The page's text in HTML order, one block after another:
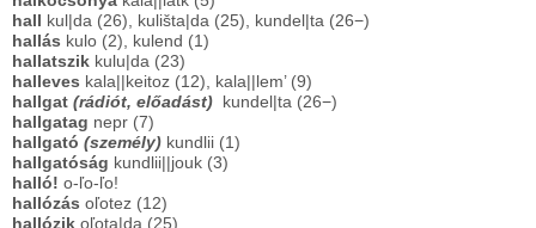
hall
kul|da (26), kulišta|da (25), kundel|ta (26−)
hallás kulo (2), kulend (1)
hallatszik kulu|da (23)
halleves kala||keitoz (12), kala||lem’ (9)
hallgat (rádiót, előadást)
kundel|ta (26−)
hallgatag nepr (7)
hallgató (személy) kundlii (1)
hallgatóság kundlii||jouk (3)
halló! o-ľo-ľo!
hallózás oľotez (12)
hallózik oľota|da (25)